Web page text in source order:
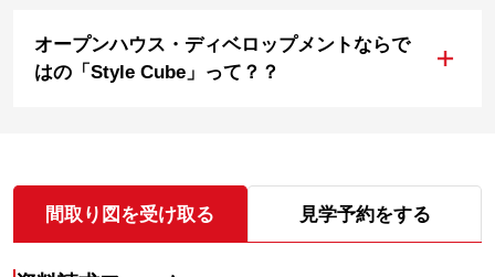
オープンハウス・ディベロップメントならで
はの「Style Cube」って？？
+
間取り図を受け取る 見学予約をする